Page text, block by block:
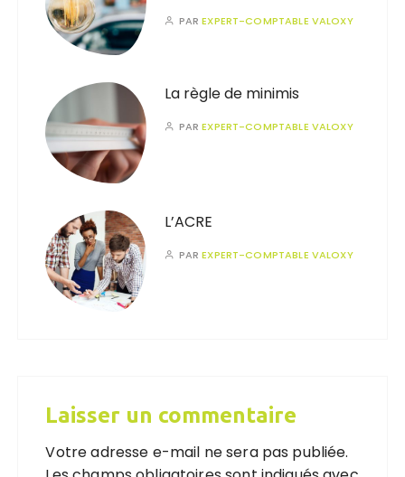
PAREXPERT-COMPTABLE VALOXY
La règle de minimis
PAREXPERT-COMPTABLE VALOXY
L’ACRE
PAREXPERT-COMPTABLE VALOXY
Laisser un commentaire
Votre adresse e-mail ne sera pas publiée.